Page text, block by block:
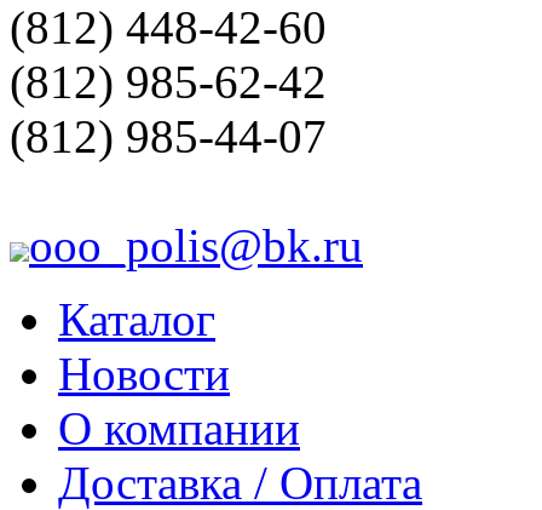
(812) 448-42-60
(812) 985-62-42
(812) 985-44-07
ooo_polis@bk.ru
Каталог
Новости
О компании
Доставка / Оплата